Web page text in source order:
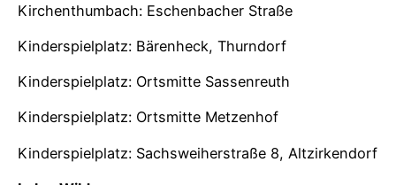
Kirchenthumbach: Eschenbacher Straße
Kinderspielplatz: Bärenheck, Thurndorf
Kinderspielplatz: Ortsmitte Sassenreuth
Kinderspielplatz: Ortsmitte Metzenhof
Kinderspielplatz: Sachsweiherstraße 8, Altzirkendorf